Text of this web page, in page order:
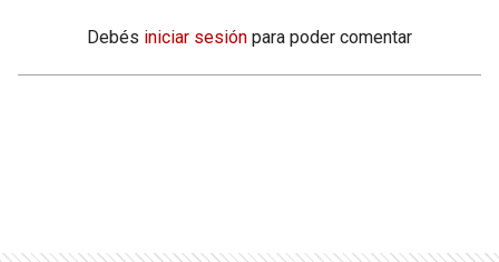
Debés iniciar sesión para poder comentar